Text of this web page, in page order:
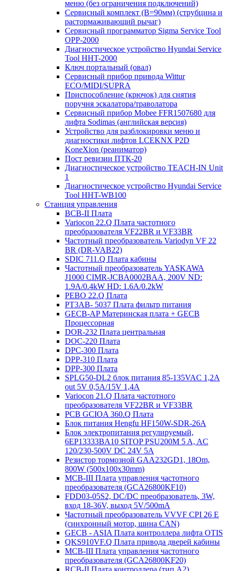
меню (без ограничения подключений)
Сервисный комплект (В=90мм) (струбцина и
растормаживающий рычаг)
Сервисный программатор Sigma Service Tool
OPP-2000
Диагностическое устройство Hyundai Service
Tool HHT-2000
Ключ портальный (овал)
Сервисный прибор привода Wittur
ECO/MIDI/SUPRA
Приспособление (крючок) для снятия
поручня эскалатора/траволатора
Сервисный прибор Mobee FFR1507680 для
лифта Sodimas (английская версия)
Устройство для разблокировки меню и
диагностики лифтов LCEKNX P2D
KoneXion (реаниматор)
Пост ревизии ПТК-20
Диагностическое устройство TEACH-IN Unit
1
Диагностическое устройство Hyundai Service
Tool HHT-WB100
Станция управления
BCB-II Плата
Variocon 22.Q Плата частотного
преобразователя VF22BR и VF33BR
Частотный преобразователь Variodyn VF 22
BR (DR-VAB22)
SDIC 711.Q Плата кабины
Частотный преобразователь YASKAWA
J1000 CIMR-JCBA0002BAA, 200V ND:
1.9A/0.4kW HD: 1.6A/0.2kW
PEBO 22.Q Плата
РТ3АВ- 5037 Плата фильтр питания
GECB-AP Материнская плата + GECB
Процессорная
DOR-232 Плата центральная
DOC-220 Плата
DPC-300 Плата
DPP-310 Плата
DPP-300 Плата
SPLG50-DL2 блок питания 85-135VAC 1,2А
out 5V 0,5А/15V 1,4А
Variocon 21.Q Плата частотного
преобразователя VF22BR и VF33BR
PCB GCIOA 360.Q Плата
Блок питания Hengfu HF150W-SDR-26A
Блок электропитания регулируемый,
6EP13333BA10 SITOP PSU200M 5 A, AC
120/230-500V DC 24V 5A
Резистор тормозной GAA232GD1, 18Om,
800W (500x100x30mm)
MCB-III Плата управления частотного
преобразователя (GCA26800KF10)
FDD03-05S2, DC/DC преобразователь, 3W,
вход 18-36V, выход 5V/500mA
Частотный преобразователь VVVF CPI 26 E
(синхронный мотор, шина CAN)
GECB - ASIA Плата контроллера лифта OTIS
QKS910VF.Q Плата привода дверей кабины
MCB-III Плата управления частотного
преобразователя (GCA26800KF20)
RCB-II Плата контроллера (тип A2)